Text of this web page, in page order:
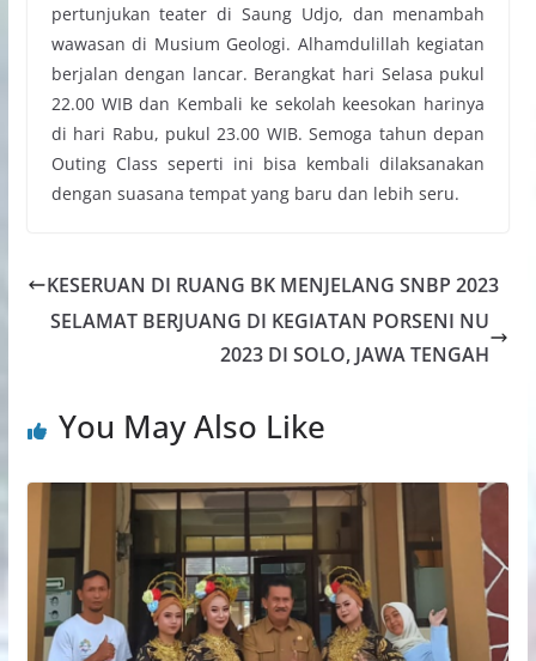
pertunjukan teater di Saung Udjo, dan menambah
wawasan di Musium Geologi. Alhamdulillah kegiatan
berjalan dengan lancar. Berangkat hari Selasa pukul
22.00 WIB dan Kembali ke sekolah keesokan harinya
di hari Rabu, pukul 23.00 WIB. Semoga tahun depan
Outing Class seperti ini bisa kembali dilaksanakan
dengan suasana tempat yang baru dan lebih seru.
KESERUAN DI RUANG BK MENJELANG SNBP 2023
SELAMAT BERJUANG DI KEGIATAN PORSENI NU
2023 DI SOLO, JAWA TENGAH
You May Also Like